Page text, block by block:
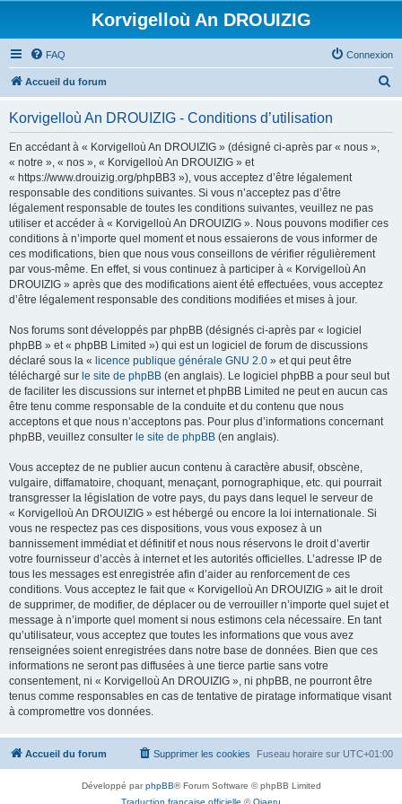
Korvigelloù An DROUIZIG
FAQ Connexion
Accueil du forum
Korvigelloù An DROUIZIG - Conditions d’utilisation
En accédant à « Korvigelloù An DROUIZIG » (désigné ci-après par « nous »,
« notre », « nos », « Korvigelloù An DROUIZIG » et
« https://www.drouizig.org/phpBB3 »), vous acceptez d’être légalement
responsable des conditions suivantes. Si vous n’acceptez pas d’être
légalement responsable de toutes les conditions suivantes, veuillez ne pas
utiliser et accéder à « Korvigelloù An DROUIZIG ». Nous pouvons modifier ces
conditions à n’importe quel moment et nous essaierons de vous informer de
ces modifications, bien que nous vous conseillons de vérifier régulièrement
par vous-même. En effet, si vous continuez à participer à « Korvigelloù An
DROUIZIG » après que des modifications aient été effectuées, vous acceptez
d’être légalement responsable des conditions modifiées et mises à jour.
Nos forums sont développés par phpBB (désignés ci-après par « logiciel
phpBB » et « phpBB Limited ») qui est un logiciel de forum de discussions
déclaré sous la « licence publique générale GNU 2.0 » et qui peut être
téléchargé sur le site de phpBB (en anglais). Le logiciel phpBB a pour seul but
de faciliter les discussions sur internet et phpBB Limited ne peut en aucun cas
être tenu comme responsable de la conduite et du contenu que nous
acceptons et que nous n’acceptons pas. Pour plus d’informations concernant
phpBB, veuillez consulter le site de phpBB (en anglais).
Vous acceptez de ne publier aucun contenu à caractère abusif, obscène,
vulgaire, diffamatoire, choquant, menaçant, pornographique, etc. qui pourrait
transgresser la législation de votre pays, du pays dans lequel le serveur de
« Korvigelloù An DROUIZIG » est hébergé ou encore la loi internationale. Si
vous ne respectez pas ces dispositions, vous vous exposez à un
bannissement immédiat et définitif et nous nous réservons le droit d’avertir
votre fournisseur d’accès à internet et les autorités officielles. L’adresse IP de
tous les messages est enregistrée afin d’aider au renforcement de ces
conditions. Vous acceptez le fait que « Korvigelloù An DROUIZIG » ait le droit
de supprimer, de modifier, de déplacer ou de verrouiller n’importe quel sujet et
message à n’importe quel moment si nous estimons cela nécessaire. En tant
qu’utilisateur, vous acceptez que toutes les informations que vous avez
renseignées soient enregistrées dans notre base de données. Bien que ces
informations ne seront pas diffusées à une tierce partie sans votre
consentement, ni « Korvigelloù An DROUIZIG », ni phpBB, ne pourront être
tenus comme responsables en cas de tentative de piratage informatique visant
à compromettre vos données.
Accueil du forum Fuseau horaire sur UTC+01:00
Supprimer les cookies
Développé parphpBB® Forum Software © phpBB Limited
Traduction française officielle ©Qiaeru